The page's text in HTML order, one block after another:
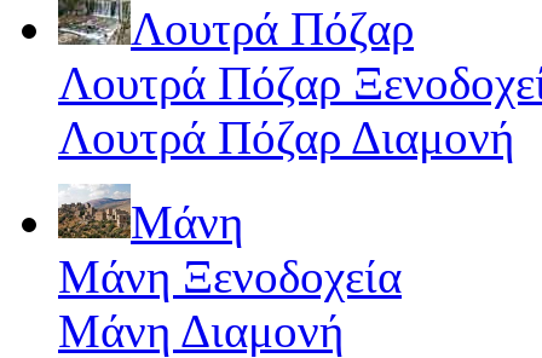
Λουτρά Πόζαρ
Λουτρά Πόζαρ
Λουτρά Πόζαρ Διαμονή
Μάνη
Μάνη Ξενοδοχεία
Μάνη Διαμονή